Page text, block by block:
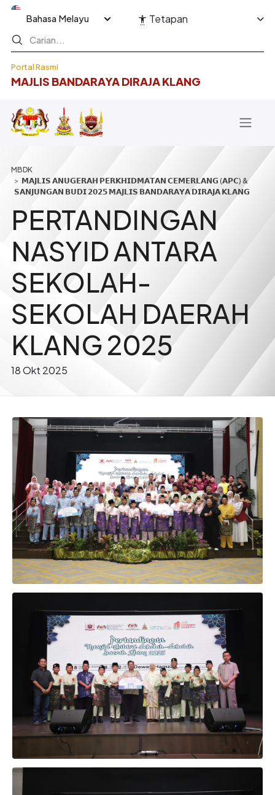
Langkau ke kandungan utama
Portal Rasmi
MAJLIS BANDARAYA DIRAJA KLANG
Select your language Tetapan
Breadcrumb
𝗠𝗔𝗝𝗟𝗜𝗦 𝗔𝗡𝗨𝗚𝗘𝗥𝗔𝗛 𝗣𝗘𝗥𝗞𝗛𝗜𝗗𝗠𝗔𝗧𝗔𝗡 𝗖𝗘𝗠𝗘𝗥𝗟𝗔𝗡𝗚 (𝗔𝗣𝗖) &
𝗦𝗔𝗡𝗝𝗨𝗡𝗚𝗔𝗡 𝗕𝗨𝗗𝗜 𝟮𝟬𝟮𝟱 𝗠𝗔𝗝𝗟𝗜𝗦 𝗕𝗔𝗡𝗗𝗔𝗥𝗔𝗬𝗔 𝗗𝗜𝗥𝗔𝗝𝗔 𝗞𝗟𝗔𝗡𝗚
PERTANDINGAN
NASYID ANTARA
SEKOLAH-
SEKOLAH DAERAH
KLANG 2025
18 Okt 2025